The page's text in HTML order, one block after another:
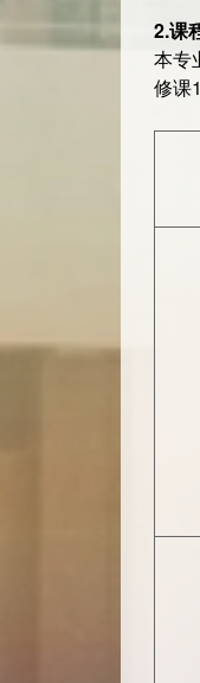
2.课
本专
修课